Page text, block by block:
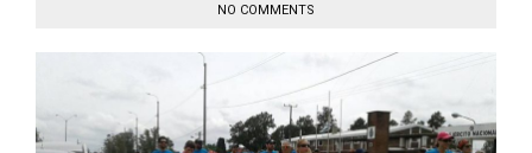
NO COMMENTS